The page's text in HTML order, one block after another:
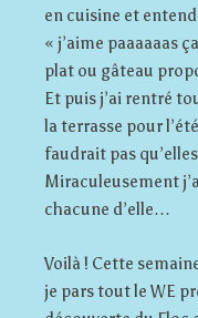
en cuisine et
« j’aime paaaaaas
plat ou gâteau
Et puis j’ai rentré
la terrasse pour
faudrait pas
Miraculeusement
chacune d’elle…
Voilà ! Cette
je pars tout le WE